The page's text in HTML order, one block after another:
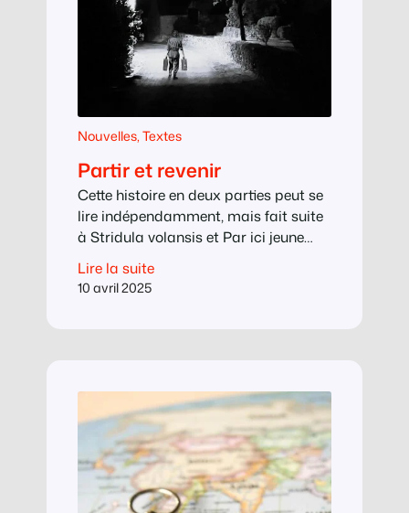
Nouvelles, Textes
Partir et revenir
Cette histoire en deux parties peut se
lire indépendamment, mais fait suite
à Stridula volansis et Par ici jeune
homme. Une histoire un peu plus
longue en rassemblera bientôt tous
Lire la suite
10 avril 2025